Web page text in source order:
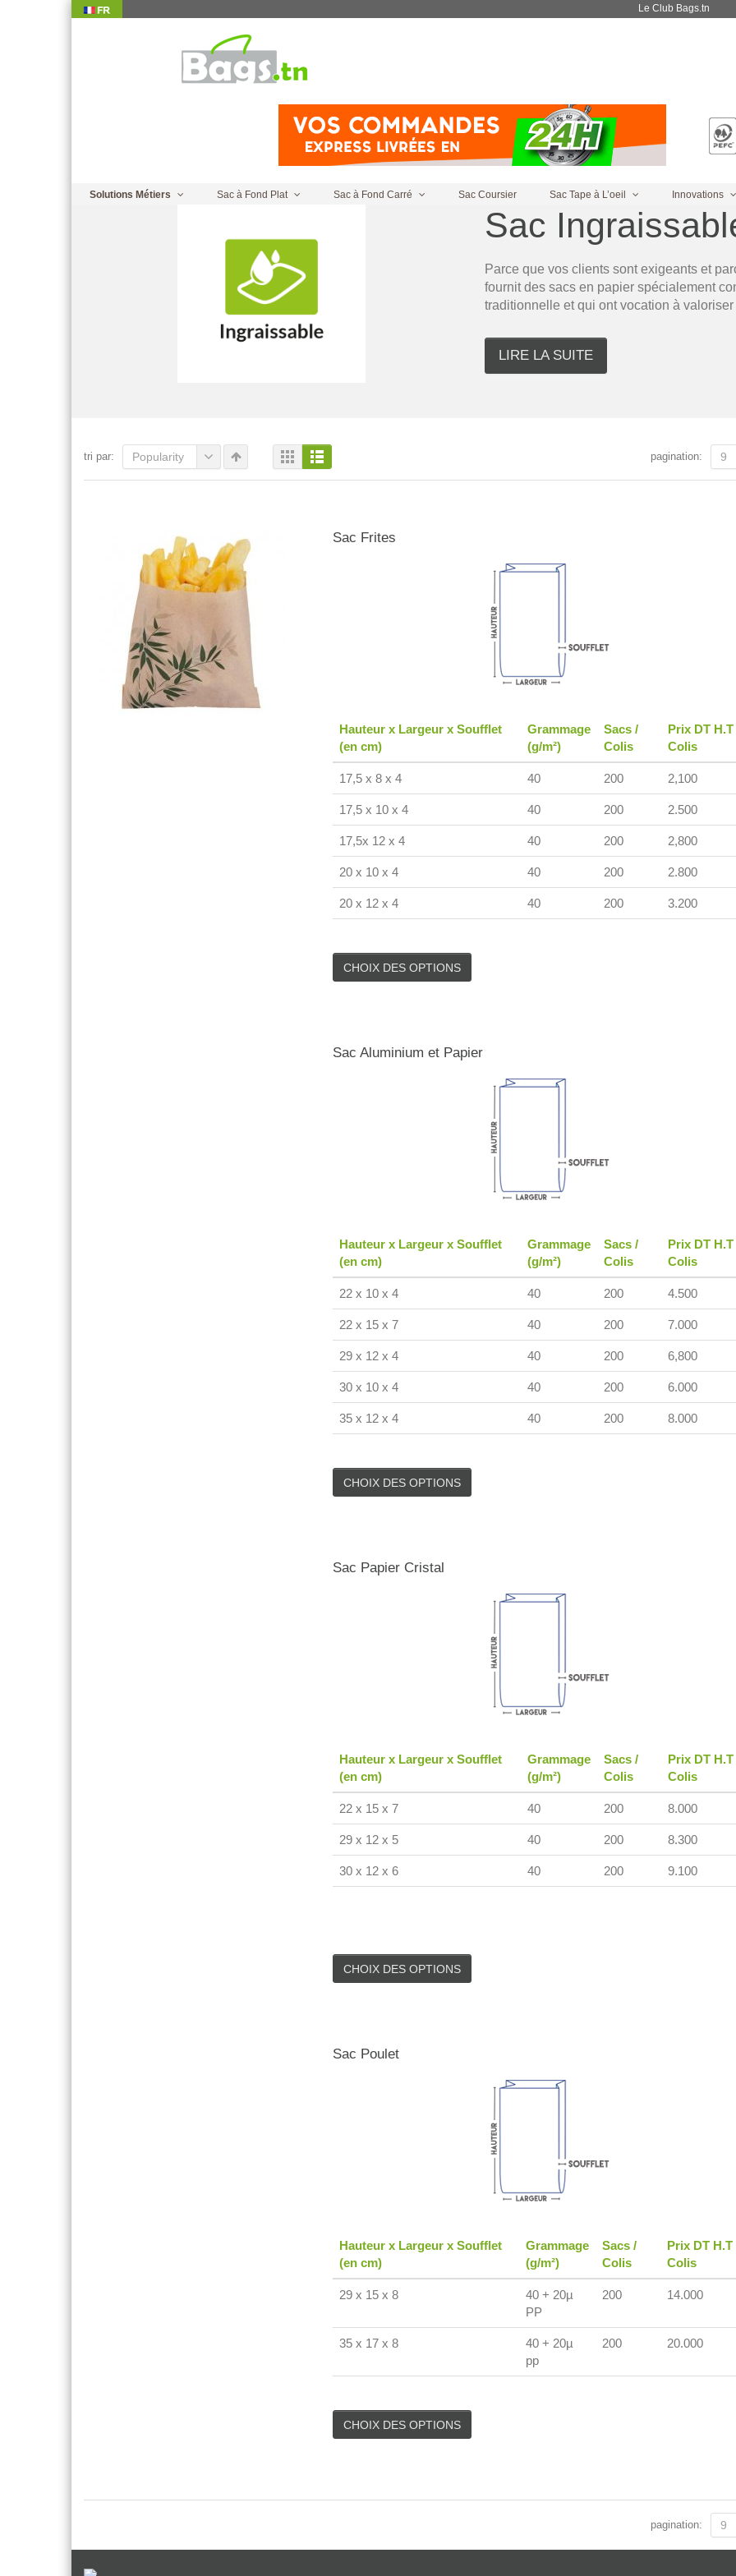
Le Club Bags.tn
Solutions Métiers Sac à Fond Plat Sac à Fond Carré Sac Coursier Sac Tape à L’oeil Innovations
Home | Sac Ingraissable
Sac
Parce que vos clients sont exigeants et
fournit des sacs en papier spécialement
traditionnelle et qui ont vocation à
LIRE LA SUITE
tri par: Popularity pagination: 9
Sac Frites
Hauteur x Largeur x Soufflet
(en cm)
Grammage
(g/m²)
Sacs /
Colis
Prix DT H.T
Colis
17,5 x 8 x 4 40 200 2,100
17,5 x 10 x 4 40 200 2.500
17,5x 12 x 4 40 200 2,800
20 x 10 x 4 40 200 2.800
20 x 12 x 4 40 200 3.200
CHOIX DES OPTIONS
Sac Aluminium et Papier
Hauteur x Largeur x Soufflet
(en cm)
Grammage
(g/m²)
Sacs /
Colis
Prix DT H.T
Colis
22 x 10 x 4 40 200 4.500
22 x 15 x 7 40 200 7.000
29 x 12 x 4 40 200 6,800
30 x 10 x 4 40 200 6.000
35 x 12 x 4 40 200 8.000
CHOIX DES OPTIONS
Sac Papier Cristal
Hauteur x Largeur x Soufflet
(en cm)
Grammage
(g/m²)
Sacs /
Colis
Prix DT H.T
Colis
22 x 15 x 7 40 200 8.000
29 x 12 x 5 40 200 8.300
30 x 12 x 6 40 200 9.100
CHOIX DES OPTIONS
Sac Poulet
Hauteur x Largeur x Soufflet
(en cm)
Grammage
(g/m²)
Sacs /
Colis
Prix DT H.T
Colis
29 x 15 x 8
40 + 20µ
PP
200 14.000
35 x 17 x 8
40 + 20µ
pp
200 20.000
CHOIX DES OPTIONS
pagination: 9